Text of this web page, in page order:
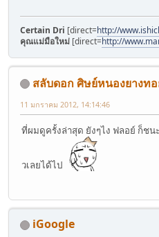
Certain Dri [direct=http://
คุณแม่มือใหม่ [direct=http://
สลับดอก ศิษย์หนองยางท
11 มกราคม 2012, 14:14:46
ที่ผมดูครั้งล่าสุด ยังๆไง ฟลอย์ ก็ชน
วเลยได้ไป
iGoogle